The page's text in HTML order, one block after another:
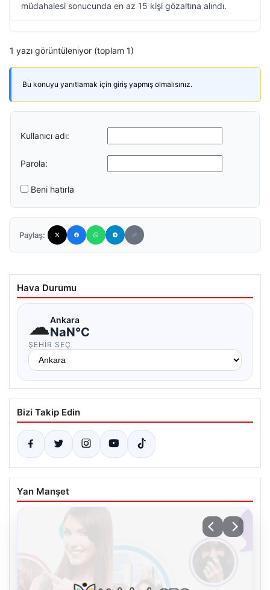
müdahalesi sonucunda en az 15 kişi gözaltına alındı.
1 yazı görüntüleniyor (toplam 1)
Bu konuyu yanıtlamak için giriş yapmış olmalısınız.
Kullanıcı adı:
Parola:
Beni hatırla
Paylaş:
Hava Durumu
☁Ankara
NaN°C
ŞEHIR SEÇ
Bizi Takip Edin
Yan Manşet